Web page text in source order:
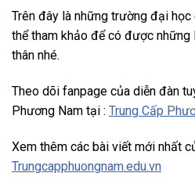
Trên đây là những trường đại
thể tham khảo để có được những
thân nhé.
Theo dõi fanpage của diễn đàn
Phương Nam tại : Trung Cấp
Xem thêm các bài viết mới nhất
Trungcapphuongnam.edu.vn